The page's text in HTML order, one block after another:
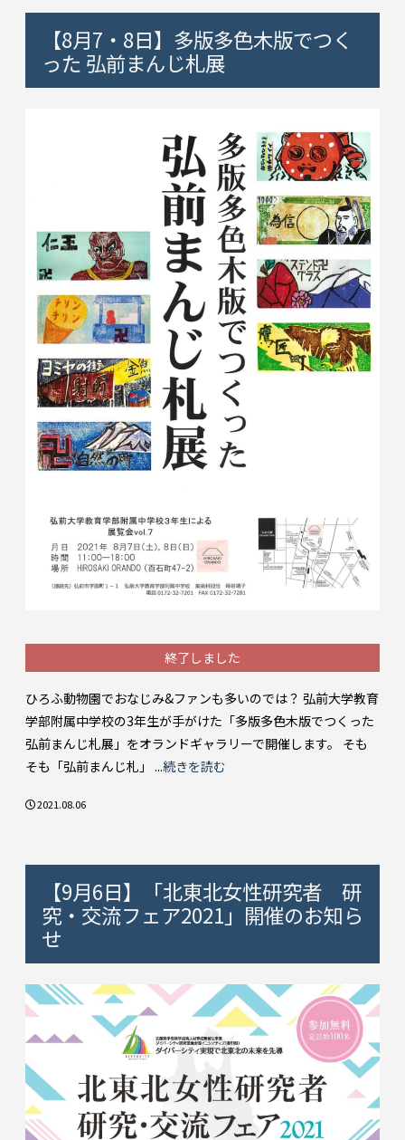
【8月7・8日】多版多色木版でつく
った 弘前まんじ札展
終了しました
ひろふ動物園でおなじみ&ファンも多いのでは？ 弘前大学教育
学部附属中学校の3年生が手がけた「多版多色木版でつくった
弘前まんじ札展」をオランドギャラリーで開催します。 そも
そも「弘前まんじ札」 ...続きを読む
2021.08.06
【9月6日】「北東北女性研究者 研
究・交流フェア2021」開催のお知ら
せ